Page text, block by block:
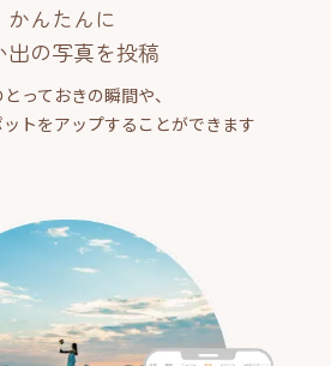
かんたんに
出の写真を投稿
っておきの瞬間や、
トをアップすることができます